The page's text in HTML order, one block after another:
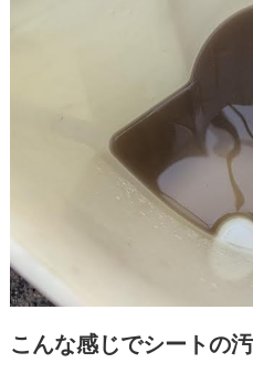
こんな感じでシートの